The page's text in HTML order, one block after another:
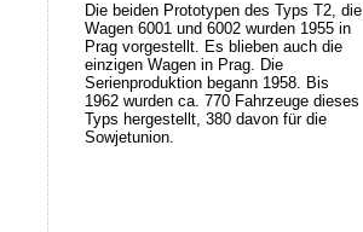
Die beiden Prototypen des Typs T2, die
Wagen 6001 und 6002 wurden 1955 in
Prag vorgestellt. Es blieben auch die
einzigen Wagen in Prag. Die
Serienproduktion begann 1958. Bis
1962 wurden ca. 770 Fahrzeuge dieses
Typs hergestellt, 380 davon für die
Sowjetunion.